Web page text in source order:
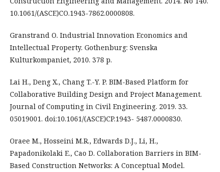
10.1061/(ASCE)CO.1943-7862.0000808.
Granstrand O. Industrial Innovation Economics and
Intellectual Property. Gothenburg: Svenska
Kulturkompaniet, 2010. 378 p.
Lai H., Deng X., Chang T.-Y. P. BIM-Based Platform for
Collaborative Building Design and Project Management.
Journal of Computing in Civil Engineering. 2019. 33.
05019001. doi:10.1061/(ASCE)CP.1943- 5487.0000830.
Oraee M., Hosseini M.R., Edwards D.J., Li, H.,
Papadonikolaki E., Cao D. Collaboration Barriers in BIM-
Based Construction Networks: A Conceptual Model.